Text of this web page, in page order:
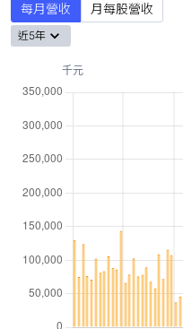
每月營收 月每股營收
近5年